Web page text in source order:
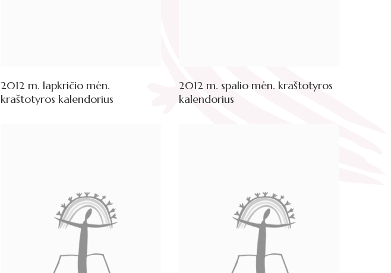
2012 m. lapkričio mėn.
kraštotyros kalendorius
2012 m. spalio mėn. kraštotyros
kalendorius